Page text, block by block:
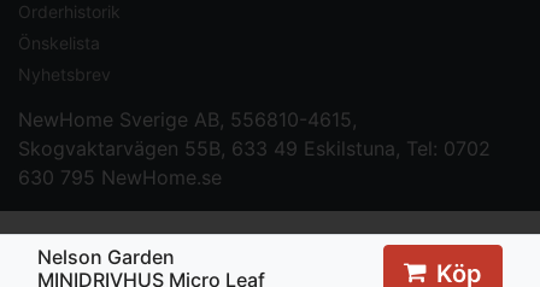
Nelson Garden
MINIDRIVHUS Micro Leaf
Köp
Orderhistorik
Önskelista
Nyhetsbrev
NewHome Sverige AB, 556810-4615,
Skogvaktarvägen 55B, 633 49 Eskilstuna, Tel: 0702
630 795 NewHome.se